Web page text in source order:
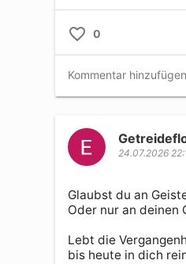
0
24.07.2026
Glaubst du an
Oder nur an deinen
Lebt die
bis heute in dich